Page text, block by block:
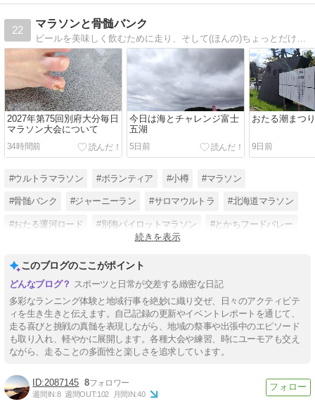
22
マラソンと骨髄バンク
ビールを美味しく飲むために走り、そして(ほんの)ちょっとだけ骨髄バンクのボランティアも。
2027年第75回別府大分毎日
マラソン大会について
34時間前
今日は海とチャレンジ富士
五湖
5日前
おたる潮まつ
9日前
#ウルトラマラソン #ボランティア #小樽 #マラソン
#骨髄バンク #ジャーニーラン #サロマウルトラ #北海道マラソン
#おたる運河ロード #別海パイロットマラソン #とかちフードバレー
続きを表示
このブログのここがポイント
スポーツと日常が交差する緻密な日記
多彩なランニング体験と地域行事を絶妙に織り交ぜ、日々のアクティビテ
ィを生き生きと伝えます。自己記録の更新やイベントレポートを通じて、
走る喜びと挑戦の真髄を表現しながら、地域の祭事や出張中のエピソード
も取り入れ、軽やかに展開します。各種大会や練習、時にユーモアも交え
ながら、走ることの多面性と楽しさを追求しています。
2087145 8
週間IN:8 週間OUT:102 月間IN:40